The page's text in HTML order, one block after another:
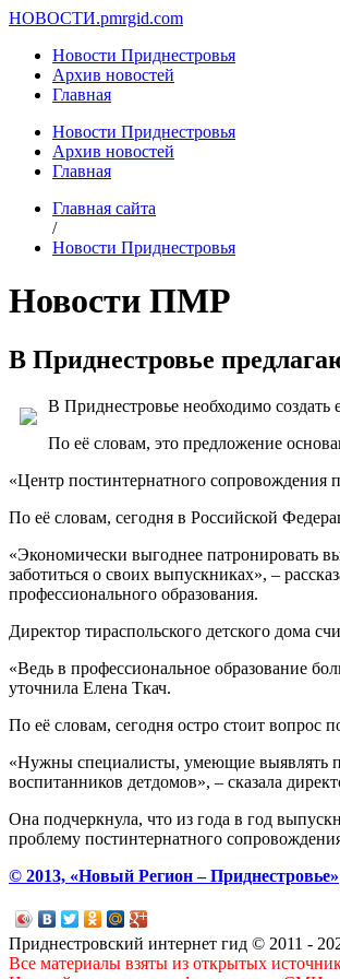
НОВОСТИ.pmrgid.com
Новости Приднестровья
Архив новостей
Главная
Новости Приднестровья
Архив новостей
Главная
Главная сайта
/
Новости Приднестровья
Новости ПМР
В Приднестровье
В Приднестровье необходимо
По её словам, это предложение
«Центр постинтернатного сопровождения
По её словам, сегодня в Российской
«Экономически выгоднее патронировать
заботиться о своих выпускниках», –
профессионального образования.
Директор тираспольского детского дома
«Ведь в профессиональное образование
уточнила Елена Ткач.
По её словам, сегодня остро стоит вопрос
«Нужны специалисты, умеющие выявлять
воспитанников детдомов», – сказала
Она подчеркнула, что из года в год
проблему постинтернатного
© 2013, «Новый Регион – Приднестровье»
Приднестровский интернет гид © 2011 -
Все материалы взяты из открытых